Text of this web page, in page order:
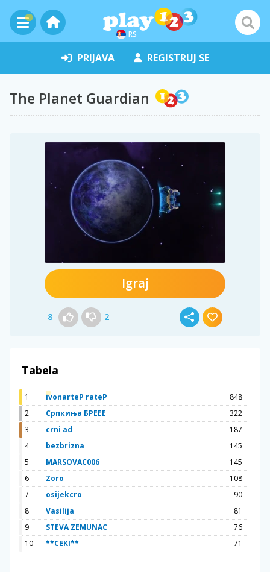
RS
PRIJAVA REGISTRUJ SE
The Planet Guardian
Igraj
8 2
Tabela
1 ivonarteP rateP
848
2
Српкиња БРЕЕЕ
322
3
crni ad
187
4
bezbrizna
145
5
MARSOVAC006
145
6
Zoro
108
7
osijekcro
90
8
Vasilija
81
9
STEVA ZEMUNAC
76
10
**CEKI** 71